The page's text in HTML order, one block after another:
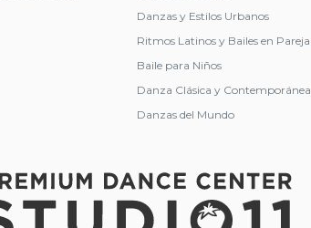
Danzas y Estilos Urbanos
Ritmos Latinos y Bailes en Pareja
Baile para Niños
Danza Clásica y Contemporánea
Danzas del Mundo